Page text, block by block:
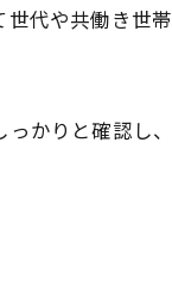
代や共働き世
かりと確認し